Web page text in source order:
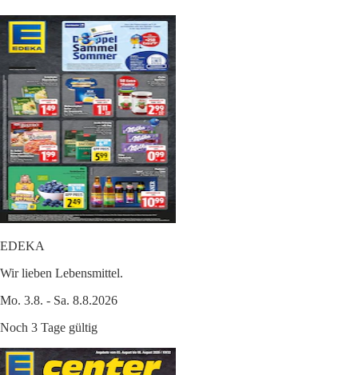
EDEKA
Wir lieben Lebensmittel.
Mo. 3.8. - Sa. 8.8.2026
Noch 3 Tage gültig